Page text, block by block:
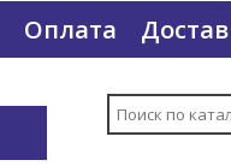
Оплата